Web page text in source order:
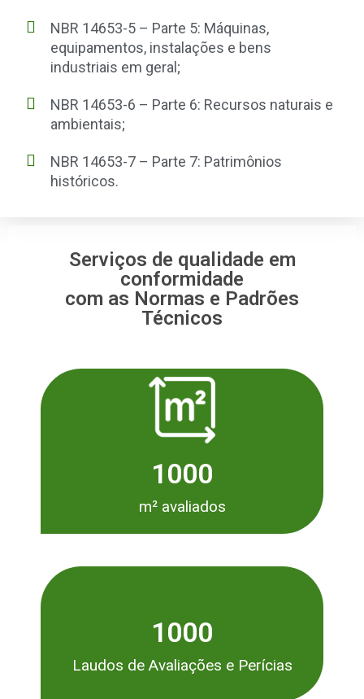
NBR 14653-5 – Parte 5: Máquinas,
equipamentos, instalações e bens
industriais em geral;
NBR 14653-6 – Parte 6: Recursos naturais e
ambientais;
NBR 14653-7 – Parte 7: Patrimônios
históricos.
Serviços de qualidade em
conformidade
com as Normas e Padrões
Técnicos
m² avaliados
1000
Laudos de Avaliações e Perícias
1000